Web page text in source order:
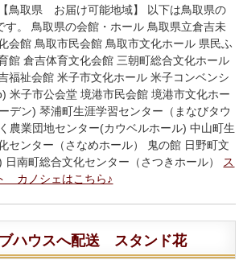
鳥取県 お届け可能地域】 以下は鳥取県の
す。 鳥取県の会館・ホール 鳥取県立倉吉未
会館 鳥取市民会館 鳥取市文化ホール 県民ふ
館 倉吉体育文化会館 三朝町総合文化ホール
福祉会館 米子市文化ホール 米子コンベンシ
米子市公会堂 境港市民会館 境港市文化ホー
デン) 琴浦町生涯学習センター（まなびタウ
農業団地センター(カウベルホール) 中山町生
センター（さなめホール） 鬼の館 日野町文
南町総合文化センター（さつきホール） ス
カノシェはこちら♪
ハウスへ配送 スタンド花